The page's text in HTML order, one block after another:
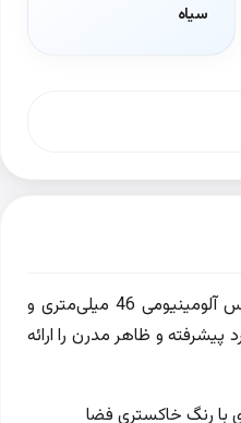
سیاه
ساعت اپل سری 11 GPS با کیس آلومینیومی 46 میلی‌متری و
پیشرفته و ظاهر مدرن را ارائه